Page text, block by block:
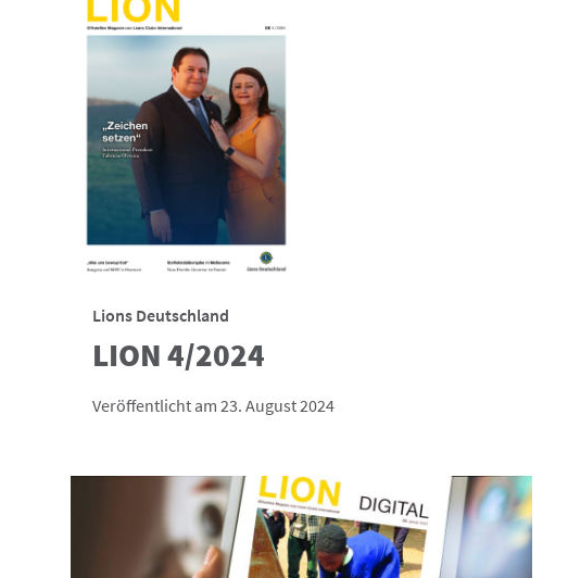
Lions Deutschland
LION 4/2024
Veröffentlicht am 23. August 2024